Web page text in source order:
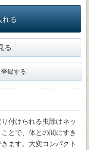
れる
る
録する
付けられる虫除けネッ
とで、体との間にすき
ます。大変コンパクト